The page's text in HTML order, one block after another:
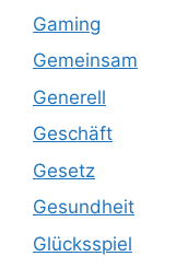
Gaming
Gemeinsam
Generell
Geschäft
Gesetz
Gesundheit
Glücksspiel